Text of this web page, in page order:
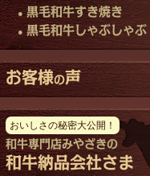
黒毛和牛すき焼き
黒毛和牛しゃぶしゃぶ
お客様の声
おいしさの秘密大公開！
和牛専門店みやざきの
和牛納品会社さま